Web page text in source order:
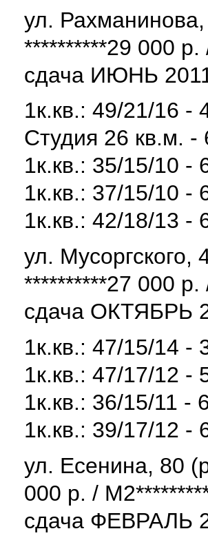
ул.
**********29 000
сдача ИЮНЬ
1к.кв.: 49/21/16 -
Студия 26 кв.м. -
1к.кв.: 35/15/10 -
1к.кв.: 37/15/10 -
1к.кв.: 42/18/13 -
ул. Мусоргского,
**********27 000
сдача ОКТЯБРЬ
1к.кв.: 47/15/14 -
1к.кв.: 47/17/12 -
1к.кв.: 36/15/11 -
1к.кв.: 39/17/12 -
ул. Есенина, 80
000 р. /
сдача ФЕВРАЛЬ